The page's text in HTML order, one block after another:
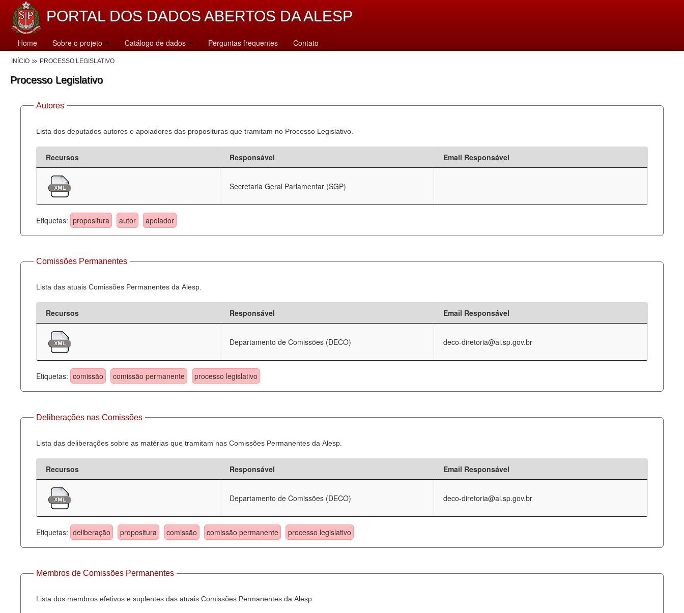
PORTAL DOS DADOS ABERTOS DA ALESP
Home Sobre o projeto Catálogo de dados Perguntas frequentes Contato
INÍCIO PROCESSO LEGISLATIVO
Processo Legislativo
Autores
Lista dos deputados autores e apoiadores das proposituras que tramitam no Processo Legislativo.
Recursos Responsável Email Responsável
Secretaria Geral Parlamentar (SGP)
Etiquetas: propositura autor apoiador
Comissões Permanentes
Lista das atuais Comissões Permanentes da Alesp.
Recursos Responsável Email Responsável
Departamento de Comissões (DECO) deco-diretoria@al.sp.gov.br
Etiquetas: comissão comissão permanente processo legislativo
Deliberações nas Comissões
Lista das deliberações sobre as matérias que tramitam nas Comissões Permanentes da Alesp.
Recursos Responsável Email Responsável
Departamento de Comissões (DECO) deco-diretoria@al.sp.gov.br
Etiquetas: deliberação propositura comissão comissão permanente processo legislativo
Membros de Comissões Permanentes
Lista dos membros efetivos e suplentes das atuais Comissões Permanentes da Alesp.